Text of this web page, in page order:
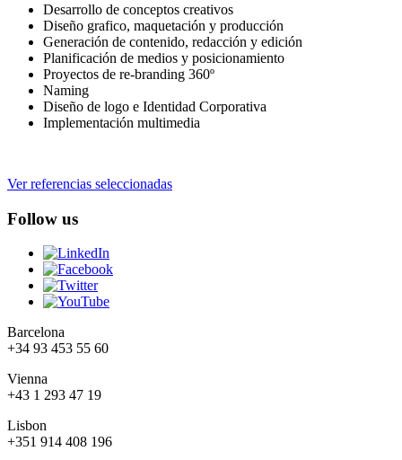
Desarrollo de conceptos creativos
Diseño grafico, maquetación y producción
Generación de contenido, redacción y edición
Planificación de medios y posicionamiento
Proyectos de re-branding 360º
Naming
Diseño de logo e Identidad Corporativa
Implementación multimedia
Ver referencias seleccionadas
Follow us
Barcelona
+34 93 453 55 60
Vienna
+43 1 293 47 19
Lisbon
+351 914 408 196